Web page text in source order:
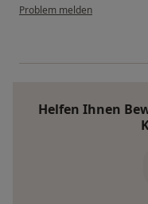
Problem melden
Helfen Ihnen